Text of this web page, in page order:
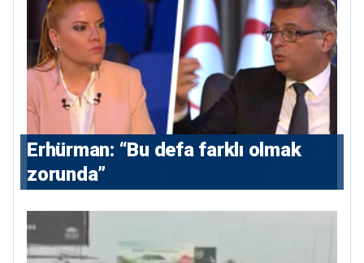
Erhürman: “Bu defa farklı olmak
zorunda”